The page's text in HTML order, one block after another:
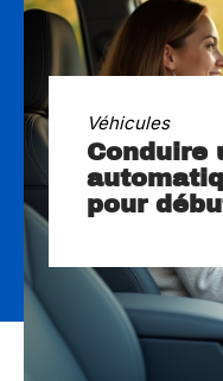
Véhicules
Conduire
pour